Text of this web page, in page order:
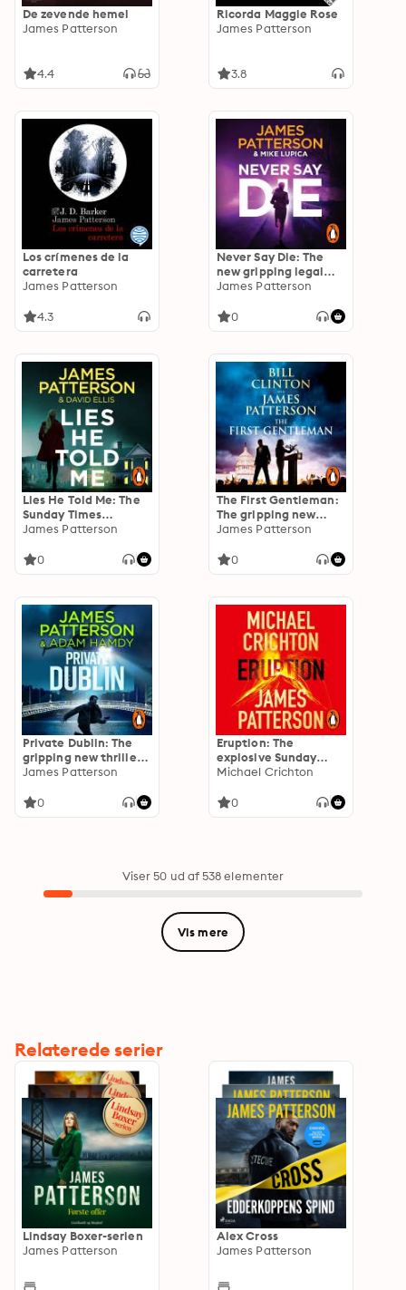
De zevende hemel
James Patterson
4.4
Ricorda Maggie Rose
James Patterson
3.8
Los crímenes de la
carretera
James Patterson
4.3
Never Say Die: The
new gripping legal
thriller from Sunday
author (A Jane Smith
James Patterson
0
Lies He Told Me: The
Sunday Times
bestseller and 'a
want to miss!' Freida
James Patterson
0
The First Gentleman:
The gripping new
political thriller and
bestseller from the
James Patterson
0
Private Dublin: The
gripping new thriller
in the globally
series
James Patterson
0
Eruption: The
explosive Sunday
Times bestselling
Michael Crichton
0
Viser 50 ud af 538 elementer
Vis mere
Relaterede serier
Lindsay Boxer-serien
James Patterson
Alex Cross
James Patterson